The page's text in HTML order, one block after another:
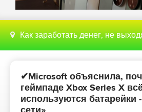
Как заработать денег, не выходя из дома, мы
✔Microsoft объяснила,
геймпаде Xbox Series X
используются батарейки